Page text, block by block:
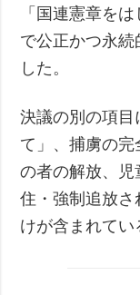
「国連憲章を
で公正かつ永
した。
決議の別の項目
て」、捕虜の
の者の解放、
住・強制追放
けが含まれてい